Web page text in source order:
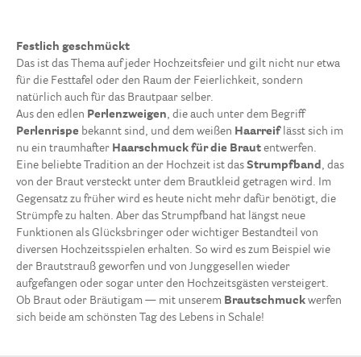
Festlich geschmückt
Das ist das Thema auf jeder Hochzeitsfeier und gilt nicht nur etwa
für die Festtafel oder den Raum der Feierlichkeit, sondern
natürlich auch für das Brautpaar selber.
Aus den edlen Perlenzweigen, die auch unter dem Begriff
Perlenrispe bekannt sind, und dem weißen Haarreiflässt sich im
nu ein traumhafter Haarschmuck für die Braut entwerfen.
Eine beliebte Tradition an der Hochzeit ist das Strumpfband , das
von der Braut versteckt unter dem Brautkleid getragen wird. Im
Gegensatz zu früher wird es heute nicht mehr dafür benötigt, die
Strümpfe zu halten. Aber das Strumpfband hat längst neue
Funktionen als Glücksbringer oder wichtiger Bestandteil von
diversen Hochzeitsspielen erhalten. So wird es zum Beispiel wie
der Brautstrauß geworfen und von Junggesellen wieder
aufgefangen oder sogar unter den Hochzeitsgästen versteigert.
Ob Braut oder Bräutigam — mit unserem Brautschmuck werfen
sich beide am schönsten Tag des Lebens in Schale!